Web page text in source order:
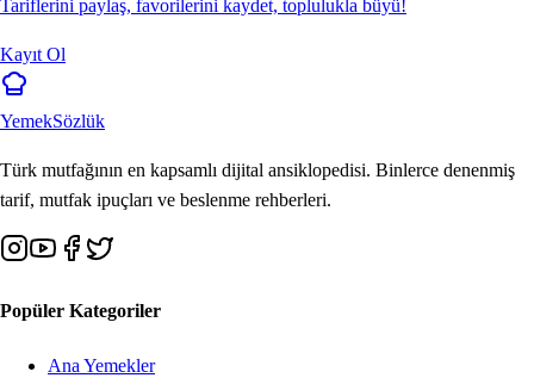
Tariflerini paylaş, favorilerini kaydet, toplulukla büyü!
Kayıt Ol
YemekSözlük
Türk mutfağının en kapsamlı dijital ansiklopedisi. Binlerce denenmiş
tarif, mutfak ipuçları ve beslenme rehberleri.
Popüler Kategoriler
Ana Yemekler